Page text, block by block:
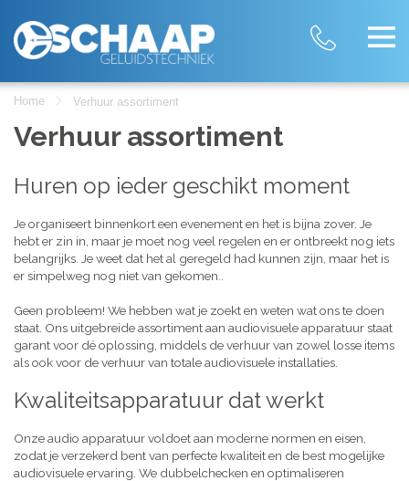
Home Verhuur assortiment
Verhuur assortiment
Huren op ieder geschikt moment
Je organiseert binnenkort een evenement en het is bijna zover. Je
hebt er zin in, maar je moet nog veel regelen en er ontbreekt nog iets
belangrijks. Je weet dat het al geregeld had kunnen zijn, maar het is
er simpelweg nog niet van gekomen..
Geen probleem! We hebben wat je zoekt en weten wat ons te doen
staat. Ons uitgebreide assortiment aan audiovisuele apparatuur staat
garant voor dé oplossing, middels de verhuur van zowel losse items
als ook voor de verhuur van totale audiovisuele installaties.
Kwaliteitsapparatuur dat werkt
Onze audio apparatuur voldoet aan moderne normen en eisen,
zodat je verzekerd bent van perfecte kwaliteit en de best mogelijke
audiovisuele ervaring. We dubbelchecken en optimaliseren